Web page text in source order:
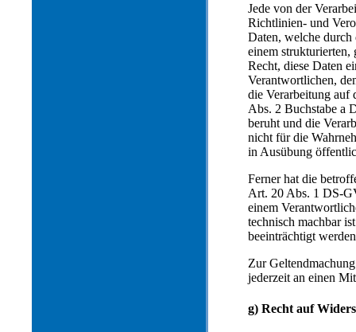
Jede von der
Richtlinien- und
Daten, welche durch
einem strukturierten,
Recht, diese Daten
Verantwortlichen,
die Verarbeitung
Abs. 2 Buchstabe a
beruht und die
nicht für die
in Ausübung
Ferner hat die
Art. 20 Abs. 1 DS-
einem
technisch machbar
beeinträchtigt
Zur
jederzeit an einen
g) Recht auf